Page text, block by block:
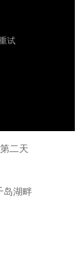
二天
岛湖畔